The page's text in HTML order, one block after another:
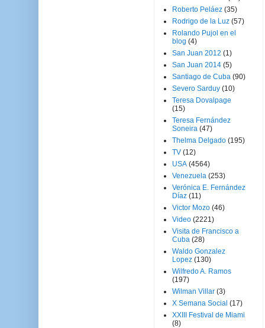
Roberto Peláez (35)
Rodrigo de la Luz (57)
Rolando Pujol en el
blog (4)
San Juan 2012 (1)
San Juan 2014 (5)
Santiago de Cuba (90)
Severo Sarduy (10)
Teresa Dovalpage
(15)
Teresa Fernández
Soneira (47)
Thelma Delgado (195)
TV (12)
USA (4564)
Venezuela (253)
Verónica E. Fernández
Díaz (11)
Victor Mozo (46)
Video (2221)
Visita de Francisco a
Cuba (28)
Waldo Gonzalez
Lopez (130)
Wilfredo A. Ramos
(197)
Wilman Villar (3)
X Semana Social (17)
XXIII Festival de Miami
(8)